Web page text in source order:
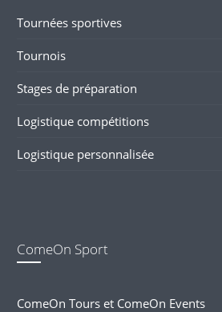
Tournées sportives
Tournois
Stages de préparation
Logistique compétitions
Logistique personnalisée
ComeOn Sport
ComeOn Tours et ComeOn Events